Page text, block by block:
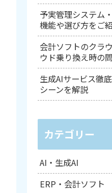
予実管理システム
機能や選び方をご
会計ソフトのクラ
ウド乗り換え時の
生成AIサービス徹
シーンを解説
カテゴリー
AI・生成AI
ERP・会計ソフト